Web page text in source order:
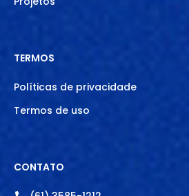
TERMOS
Políticas de privacidade
Termos de uso
CONTATO